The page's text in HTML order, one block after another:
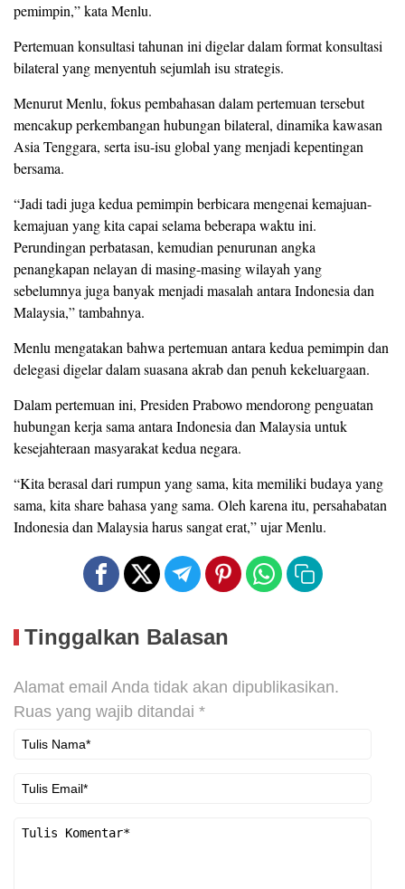
pemimpin,” kata Menlu.
Pertemuan konsultasi tahunan ini digelar dalam format konsultasi
bilateral yang menyentuh sejumlah isu strategis.
Menurut Menlu, fokus pembahasan dalam pertemuan tersebut
mencakup perkembangan hubungan bilateral, dinamika kawasan
Asia Tenggara, serta isu-isu global yang menjadi kepentingan
bersama.
“Jadi tadi juga kedua pemimpin berbicara mengenai kemajuan-
kemajuan yang kita capai selama beberapa waktu ini.
Perundingan perbatasan, kemudian penurunan angka
penangkapan nelayan di masing-masing wilayah yang
sebelumnya juga banyak menjadi masalah antara Indonesia dan
Malaysia,” tambahnya.
Menlu mengatakan bahwa pertemuan antara kedua pemimpin dan
delegasi digelar dalam suasana akrab dan penuh kekeluargaan.
Dalam pertemuan ini, Presiden Prabowo mendorong penguatan
hubungan kerja sama antara Indonesia dan Malaysia untuk
kesejahteraan masyarakat kedua negara.
“Kita berasal dari rumpun yang sama, kita memiliki budaya yang
sama, kita share bahasa yang sama. Oleh karena itu, persahabatan
Indonesia dan Malaysia harus sangat erat,” ujar Menlu.
Tinggalkan Balasan
Alamat email Anda tidak akan dipublikasikan.
Ruas yang wajib ditandai *